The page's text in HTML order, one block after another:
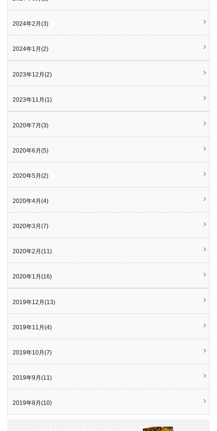
2024年2月(3)
2024年1月(2)
2023年12月(2)
2023年11月(1)
2020年7月(3)
2020年6月(5)
2020年5月(2)
2020年4月(4)
2020年3月(7)
2020年2月(11)
2020年1月(16)
2019年12月(13)
2019年11月(4)
2019年10月(7)
2019年9月(11)
2019年8月(10)